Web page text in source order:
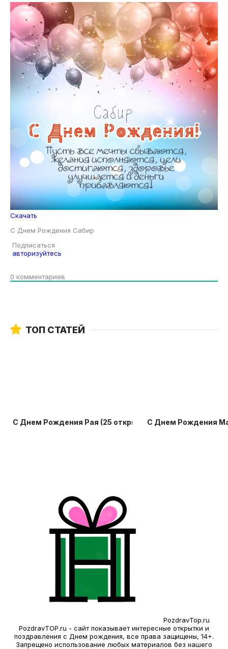
Скачать
С Днем Рождения Сабир
Подписаться
авторизуйтесь
0 комментариев
ТОП СТАТЕЙ
С Днем Рождения Рая (25 открыток)С Днем Рождения
PozdravTop.ru
PozdravTOP.ru - сайт показывает интересные открытки и
поздравления с Днем рождения, все права защищены, 14+.
Запрещено использование любых материалов без нашего